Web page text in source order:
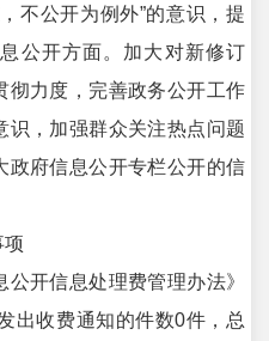
不公开为例外”的意识，提
公开方面。加大对新修订
彻力度，完善政务公开工作
识，加强群众关注热点问题
政府信息公开专栏公开的信
开信息处理费管理办法》
出收费通知的件数0件，总